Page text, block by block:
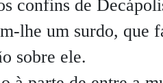
confins de
lhe um surdo, que
sobre ele.